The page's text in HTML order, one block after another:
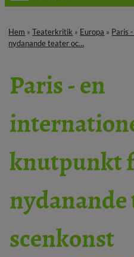
OM THERESA
TEATERKRITIK
BÖCKER & FILM
29 MEDIA
KONTAKT
Hem »Teaterkritik » Europa » Paris
nydanande teater oc…
Paris - en
knutpunkt
nydanande
scenkonst